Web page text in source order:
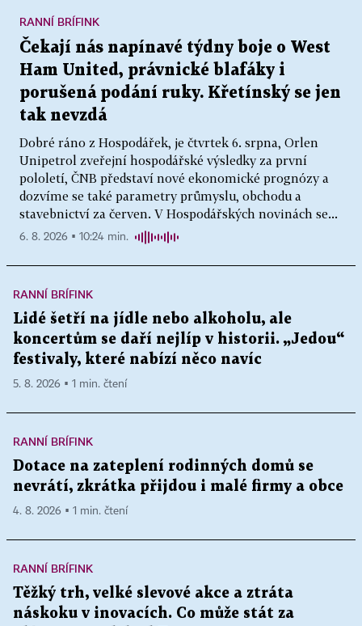
Čekají nás napínavé týdny boje o West
Ham United, právnické blafáky i
porušená podání ruky. Křetínský se jen
tak nevzdá
Dobré ráno z Hospodářek, je čtvrtek 6. srpna, Orlen
Unipetrol zveřejní hospodářské výsledky za první
pololetí, ČNB představí nové ekonomické prognózy a
dozvíme se také parametry průmyslu, obchodu a
stavebnictví za červen. V Hospodářských novinách se...
RANNÍ BRÍFINK
6. 8. 2026 ▪ 10:24 min.
RANNÍ BRÍFINK
Lidé šetří na jídle nebo alkoholu, ale
koncertům se daří nejlíp v historii. „Jedou“
festivaly, které nabízí něco navíc
5. 8. 2026 ▪ 1 min. čtení
RANNÍ BRÍFINK
Dotace na zateplení rodinných domů se
nevrátí, zkrátka přijdou i malé firmy a obce
4. 8. 2026 ▪ 1 min. čtení
RANNÍ BRÍFINK
Těžký trh, velké slevové akce a ztráta
náskoku v inovacích. Co může stát za